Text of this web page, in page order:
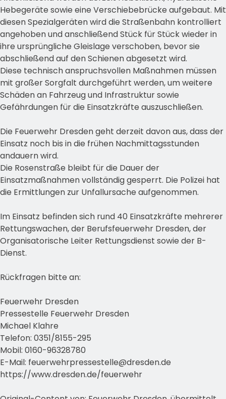
Hebegeräte sowie eine Verschiebebrücke aufgebaut. Mit
diesen Spezialgeräten wird die Straßenbahn kontrolliert
angehoben und anschließend Stück für Stück wieder in
ihre ursprüngliche Gleislage verschoben, bevor sie
abschließend auf den Schienen abgesetzt wird.
Diese technisch anspruchsvollen Maßnahmen müssen
mit großer Sorgfalt durchgeführt werden, um weitere
Schäden an Fahrzeug und Infrastruktur sowie
Gefährdungen für die Einsatzkräfte auszuschließen.
Die Feuerwehr Dresden geht derzeit davon aus, dass der
Einsatz noch bis in die frühen Nachmittagsstunden
andauern wird.
Die Rosenstraße bleibt für die Dauer der
Einsatzmaßnahmen vollständig gesperrt. Die Polizei hat
die Ermittlungen zur Unfallursache aufgenommen.
Im Einsatz befinden sich rund 40 Einsatzkräfte mehrerer
Rettungswachen, der Berufsfeuerwehr Dresden, der
Organisatorische Leiter Rettungsdienst sowie der B-
Dienst.
Rückfragen bitte an:
Feuerwehr Dresden
Pressestelle Feuerwehr Dresden
Michael Klahre
Telefon: 0351/8155-295
Mobil: 0160-96328780
E-Mail: feuerwehrpressestelle@dresden.de
https://www.dresden.de/feuerwehr